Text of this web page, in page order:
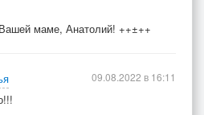
маме, Анатолий! ++±++
09.08.2022 в 16:11